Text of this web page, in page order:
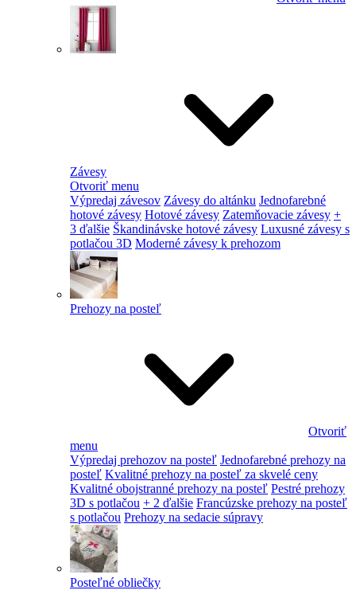
Závesy
Otvoriť menu
Výpredaj závesov Závesy do altánku Jednofarebné
hotové závesy Hotové závesy Zatemňovacie závesy +
3 ďalšie Škandinávske hotové závesy Luxusné závesy s
potlačou 3D Moderné závesy k prehozom
Prehozy na posteľ
Otvoriť
menu
Výpredaj prehozov na posteľ Jednofarebné prehozy na
posteľ Kvalitné prehozy na posteľ za skvelé ceny
Kvalitné obojstranné prehozy na posteľ Pestré prehozy
3D s potlačou + 2 ďalšie Francúzske prehozy na posteľ
s potlačou Prehozy na sedacie súpravy
Posteľné obliečky